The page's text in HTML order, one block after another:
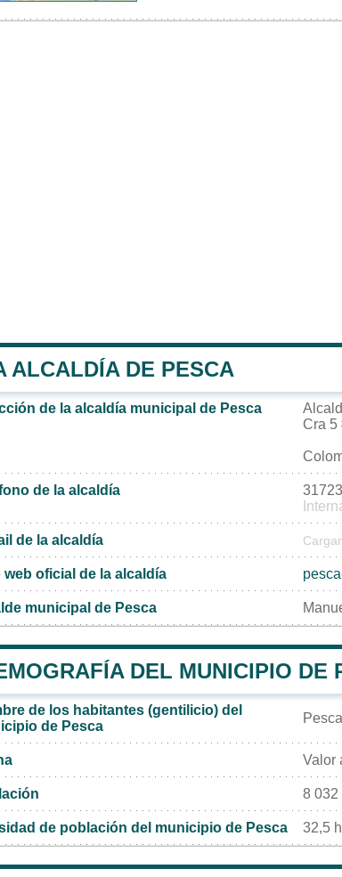
ALCALDÍA DE PESCA
de la alcaldía municipal de Pesca
Cra 5
de la alcaldía
de la alcaldía
web oficial de la alcaldía
municipal de Pesca
DEL MUNICIPIO DE
de los habitantes (gentilicio) del
de Pesca
Valor
8 032
de población del municipio de Pesca 32,5